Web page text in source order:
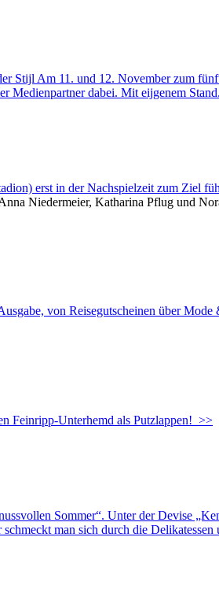
Stijl Am 11. und 12. November zum
Medienpartner dabei. Mit eijgenem Stand.
erst in der Nachspielzeit zum Ziel
Niedermeier, Katharina Pflug und
von Reisegutscheinen über
Feinripp-Unterhemd als Putzlappen! >>
Sommer“. Unter der Devise
man sich durch die